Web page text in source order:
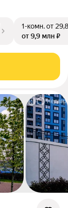
1-комн.от
от 9,9 млн ₽